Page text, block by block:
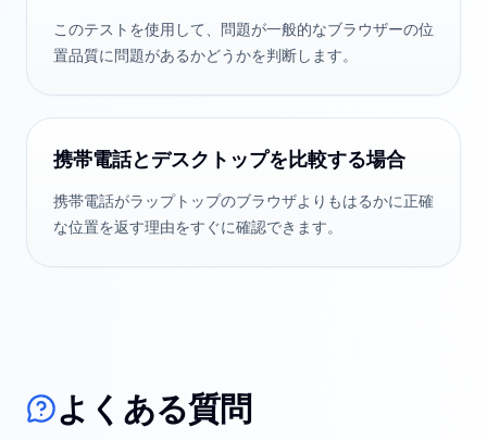
このテストを使用して、問題が一般的なブラウザーの位
置品質に問題があるかどうかを判断します。
携帯電話とデスクトップを比較する場合
携帯電話がラップトップのブラウザよりもはるかに正確
な位置を返す理由をすぐに確認できます。
よくある質問